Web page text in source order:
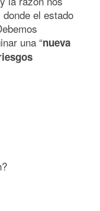
el estado
una “nueva